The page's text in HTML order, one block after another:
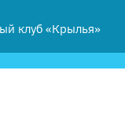
клуб «Крылья»